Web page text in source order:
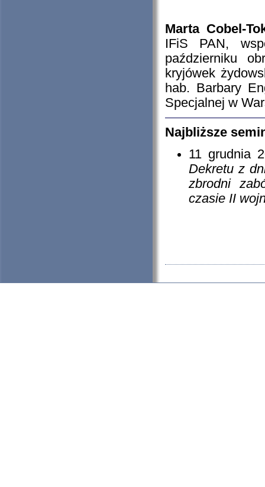
Marta Cobel-
IFiS PAN,
październiku
kryjówek
hab. Barbary
Specjalnej w
Najbliższe
11 grudnia
Dekretu z
zbrodni
czasie II